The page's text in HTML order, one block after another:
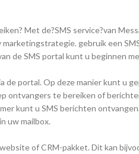
Met de?SMS service?van
gebruik een
de SMS portal kunt u beginnen
de portal. Op deze manier kunt u
ontvangers te bereiken of
kunt u SMS berichten
uw mailbox.
of CRM-pakket. Dit kan